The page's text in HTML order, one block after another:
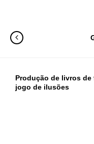
Produção de livros
jogo de ilusões